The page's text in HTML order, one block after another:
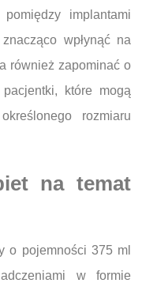
implantami
wpłynąć na
również zapominać o
które mogą
rozmiaru
na temat
o pojemności 375 ml
w formie